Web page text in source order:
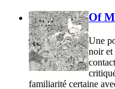
Of
Une
noir et
familiarité certaine